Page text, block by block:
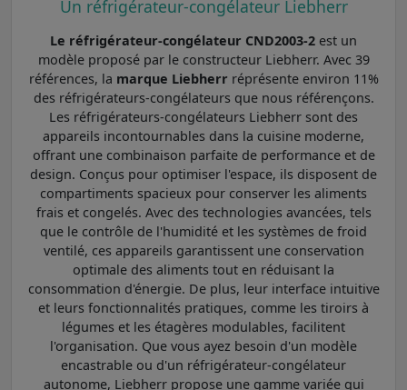
Un réfrigérateur-congélateur Liebherr
Le réfrigérateur-congélateur CND2003-2 est un
modèle proposé par le constructeur Liebherr. Avec 39
références, la marque Liebherr réprésente environ 11%
des réfrigérateurs-congélateurs que nous référençons.
Les réfrigérateurs-congélateurs Liebherr sont des
appareils incontournables dans la cuisine moderne,
offrant une combinaison parfaite de performance et de
design. Conçus pour optimiser l'espace, ils disposent de
compartiments spacieux pour conserver les aliments
frais et congelés. Avec des technologies avancées, tels
que le contrôle de l'humidité et les systèmes de froid
ventilé, ces appareils garantissent une conservation
optimale des aliments tout en réduisant la
consommation d'énergie. De plus, leur interface intuitive
et leurs fonctionnalités pratiques, comme les tiroirs à
légumes et les étagères modulables, facilitent
l'organisation. Que vous ayez besoin d'un modèle
encastrable ou d'un réfrigérateur-congélateur
autonome, Liebherr propose une gamme variée qui